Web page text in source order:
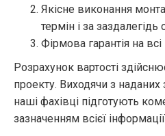
Якісне виконання
термін і за
Фірмова гарантія на
Розрахунок вартості
проекту. Виходячи з
наші фахівці підготують
зазначенням всієї